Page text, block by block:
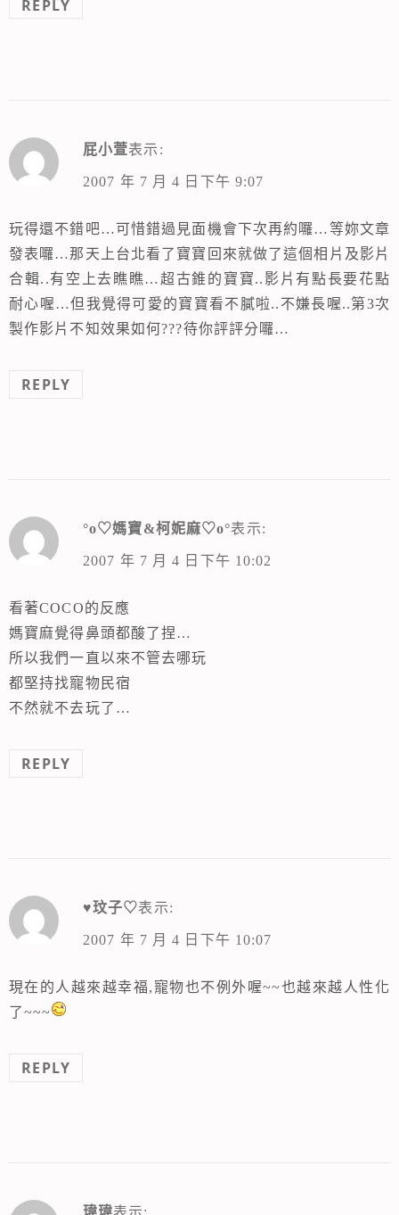
REPLY
屁小萱表示:
2007 年 7 月 4 日下午 9:07
玩得還不錯吧…可惜錯過見面機會下次再約囉…等妳文章
發表囉…那天上台北看了寶寶回來就做了這個相片及影片
合輯..有空上去瞧瞧…超古錐的寶寶..影片有點長要花點
耐心喔…但我覺得可愛的寶寶看不膩啦..不嫌長喔..第3次
製作影片不知效果如何???待你評評分囉…
REPLY
°o♡媽寶&柯妮麻♡o°表示:
2007 年 7 月 4 日下午 10:02
看著COCO的反應
媽寶麻覺得鼻頭都酸了捏…
所以我們一直以來不管去哪玩
都堅持找寵物民宿
不然就不去玩了…
REPLY
♥玟子♡表示:
2007 年 7 月 4 日下午 10:07
現在的人越來越幸福,寵物也不例外喔~~也越來越人性化
了~~~
REPLY
瑋瑋表示: